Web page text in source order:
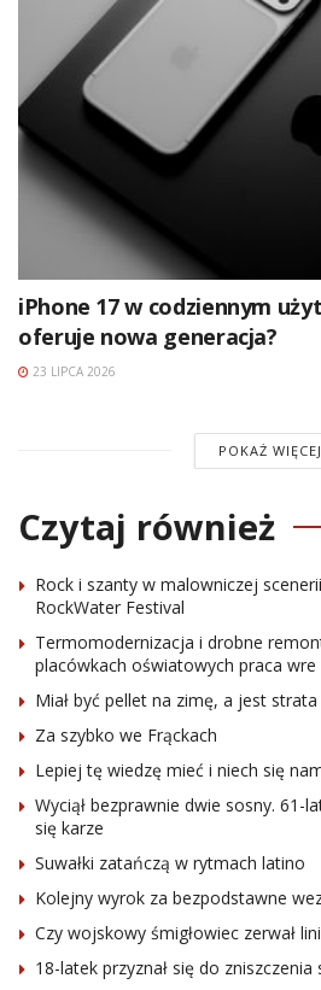
iPhone 17 w codziennym
oferuje nowa generacja?
23 LIPCA 2026
POKAŻ WIĘCEJ
Czytaj również
Rock i szanty w malowniczej
RockWater Festival
Termomodernizacja i drobne
placówkach oświatowych praca wre
Miał być pellet na zimę, a jest
Za szybko we Frąckach
Lepiej tę wiedzę mieć i niech się
Wyciął bezprawnie dwie sosny. 61-
się karze
Suwałki zatańczą w rytmach latino
Kolejny wyrok za bezpodstawne
Czy wojskowy śmigłowiec zerwał
18-latek przyznał się do